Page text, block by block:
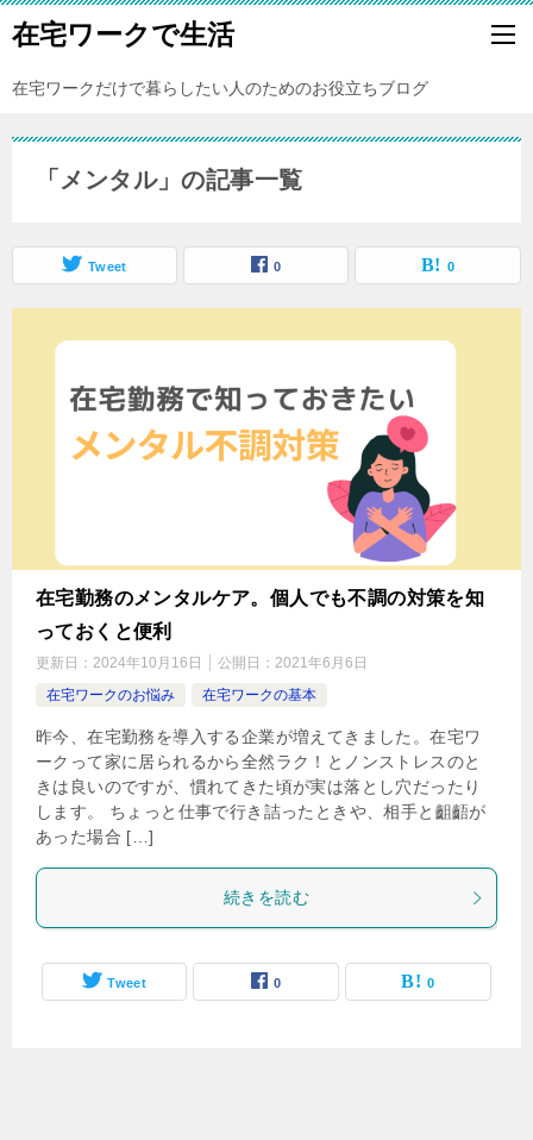
在宅ワークで生活
在宅ワークだけで暮らしたい人のためのお役立ちブログ
「メンタル」の記事一覧
Tweet 0 0
在宅勤務のメンタルケア。個人でも不調の対策を知
っておくと便利
更新日： 2024年10月16日 公開日： 2021年6月6日
在宅ワークのお悩み
在宅ワークの基本
昨今、在宅勤務を導入する企業が増えてきました。在宅ワ
ークって家に居られるから全然ラク！とノンストレスのと
きは良いのですが、慣れてきた頃が実は落とし穴だったり
します。 ちょっと仕事で行き詰ったときや、相手と齟齬が
あった場合 […]
続きを読む
Tweet 0 0